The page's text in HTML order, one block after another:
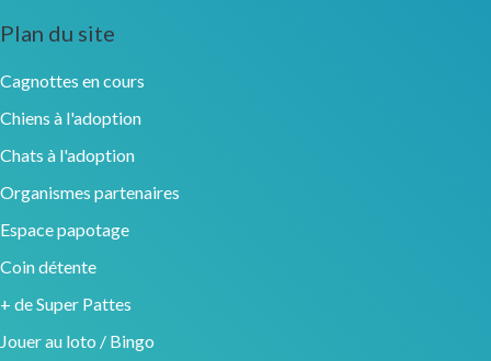
Plan du site
Cagnottes en cours
Chiens à l'adoption
Chats à l'adoption
Organismes partenaires
Espace papotage
Coin détente
+ de Super Pattes
Jouer au loto / Bingo